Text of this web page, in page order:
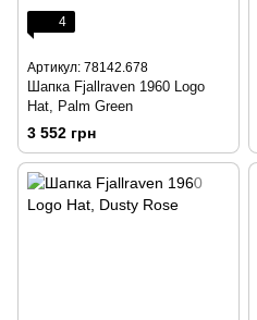
4
Артикул: 78142.678
Шапка Fjallraven 1960 Logo
Hat, Palm Green
3 552 грн